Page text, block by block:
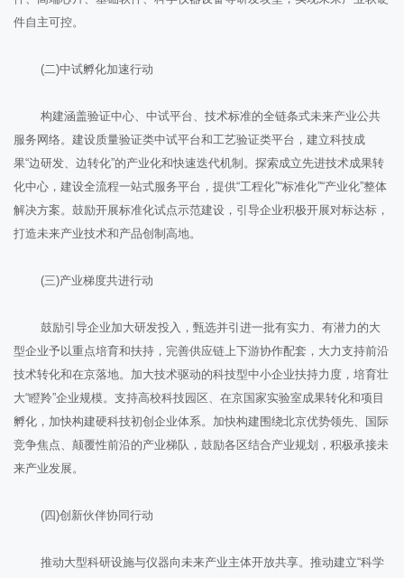
件自主可控。
(二)中试孵化加速行动
构建涵盖验证中心、中试平台、技术标准的全链条式未来产业公共
服务网络。建设质量验证类中试平台和工艺验证类平台，建立科技成
果“边研发、边转化”的产业化和快速迭代机制。探索成立先进技术成果转
化中心，建设全流程一站式服务平台，提供“工程化”“标准化”“产业化”整体
解决方案。鼓励开展标准化试点示范建设，引导企业积极开展对标达标，
打造未来产业技术和产品创制高地。
(三)产业梯度共进行动
鼓励引导企业加大研发投入，甄选并引进一批有实力、有潜力的大
型企业予以重点培育和扶持，完善供应链上下游协作配套，大力支持前沿
技术转化和在京落地。加大技术驱动的科技型中小企业扶持力度，培育壮
大“瞪羚”企业规模。支持高校科技园区、在京国家实验室成果转化和项目
孵化，加快构建硬科技初创企业体系。加快构建围绕北京优势领先、国际
竞争焦点、颠覆性前沿的产业梯队，鼓励各区结合产业规划，积极承接未
来产业发展。
(四)创新伙伴协同行动
推动大型科研设施与仪器向未来产业主体开放共享。推动建立“科学